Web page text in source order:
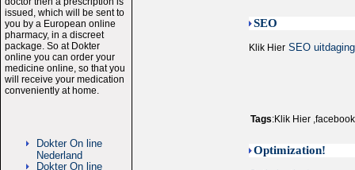
issued, which will be sent to
you by a European online
pharmacy, in a discreet
package. So at Dokter
online you can order your
medicine online, so that you
will receive your medication
conveniently at home.
Dokter On line
Nederland
Dokter On line
SEO
Klik Hier SEO
Tags:Klik Hier
Optimization!